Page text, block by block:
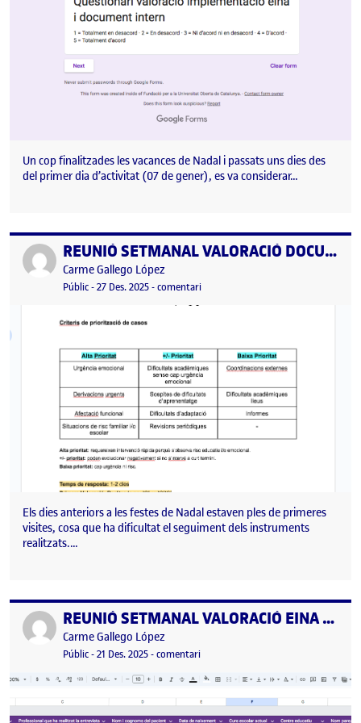
Un cop finalitzades les vacances de Nadal i passats uns dies des
del primer dia d’activitat (07 de gener), es va considerar…
Publicat per REUNIÓ SETMANAL VALORACIÓ DOCUMENT INTERN D’ORGANITZACIÓ (22/12/2025
Publicat per
Carme Gallego López
Visibilitat:
Públic-Data de publicació
27 Des. 2025-comentariel REUNIÓ SETMANAL VALORACIÓ
Els dies anteriors a les festes de Nadal estaven ples de primeres
visites, cosa que ha dificultat el seguiment dels instruments
realitzats.…
Publicat per REUNIÓ SETMANAL VALORACIÓ EINA DE REGISTRE I SEGUIMENT DE CASOS (16/12/2025)
Publicat per
Carme Gallego López
Visibilitat:
Públic-Data de publicació
21 Des. 2025-comentariel REUNIÓ SETMANAL VALORACIÓ